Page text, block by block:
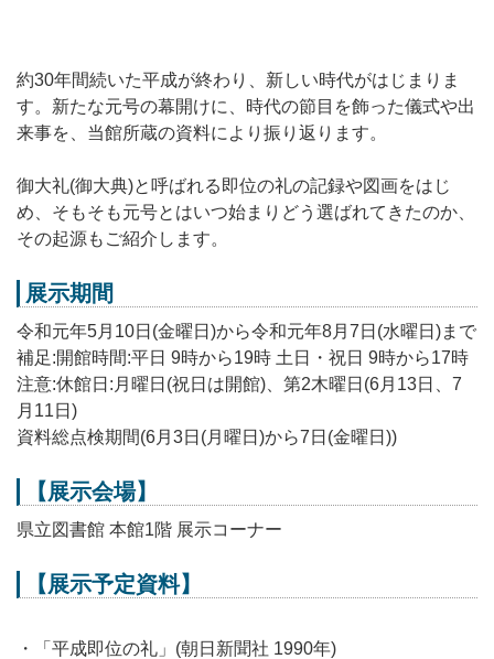
約30年間続いた平成が終わり、新しい時代がはじまりま
す。新たな元号の幕開けに、時代の節目を飾った儀式や出
来事を、当館所蔵の資料により振り返ります。
御大礼(御大典)と呼ばれる即位の礼の記録や図画をはじ
め、そもそも元号とはいつ始まりどう選ばれてきたのか、
その起源もご紹介します。
展示期間
令和元年5月10日(金曜日)から令和元年8月7日(水曜日)まで
補足:開館時間:平日 9時から19時 土日・祝日 9時から17時
注意:休館日:月曜日(祝日は開館)、第2木曜日(6月13日、7
月11日)
資料総点検期間(6月3日(月曜日)から7日(金曜日))
【展示会場】
県立図書館 本館1階 展示コーナー
【展示予定資料】
・「平成即位の礼」(朝日新聞社 1990年)